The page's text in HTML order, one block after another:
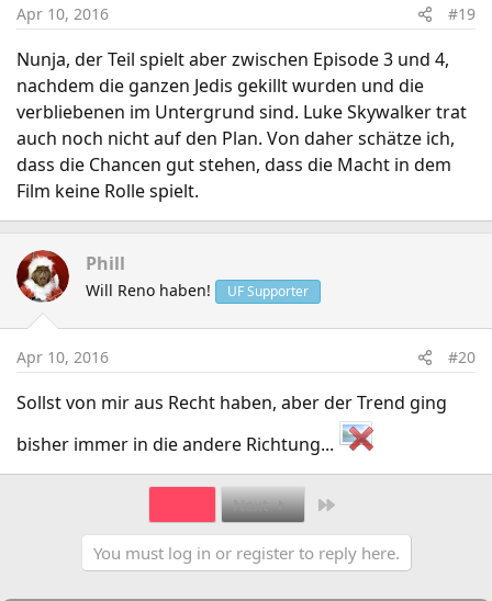
Apr 10, 2016 #19
Nunja, der Teil spielt aber zwischen Episode 3 und 4,
nachdem die ganzen Jedis gekillt wurden und die
verbliebenen im Untergrund sind. Luke Skywalker trat
auch noch nicht auf den Plan. Von daher schätze ich,
dass die Chancen gut stehen, dass die Macht in dem
Film keine Rolle spielt.
Phill
Will Reno haben! UF Supporter
Apr 10, 2016 #20
Sollst von mir aus Recht haben, aber der Trend ging
bisher immer in die andere Richtung...
Next
You must log in or register to reply here.